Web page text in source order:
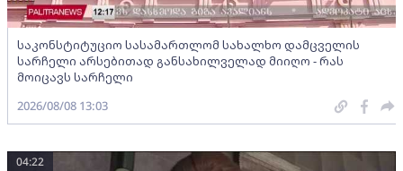
საკონსტიტუციო სასამართლომ სახალხო დამცველის
სარჩელი არსებითად განსახილველად მიიღო - რას
მოიცავს სარჩელი
2026/08/08 13:03
04:22